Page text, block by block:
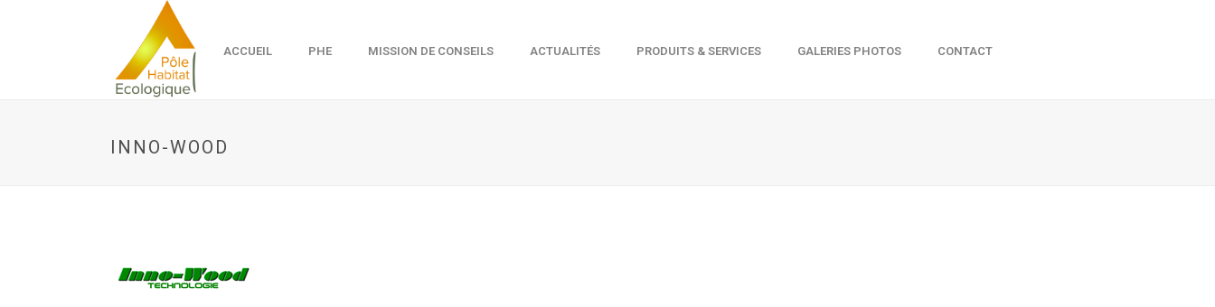
ACCUEIL PHE MISSION DE CONSEILS ACTUALITÉS PRODUITS & SERVICES GALERIES PHOTOS CONTACT
INNO-WOOD